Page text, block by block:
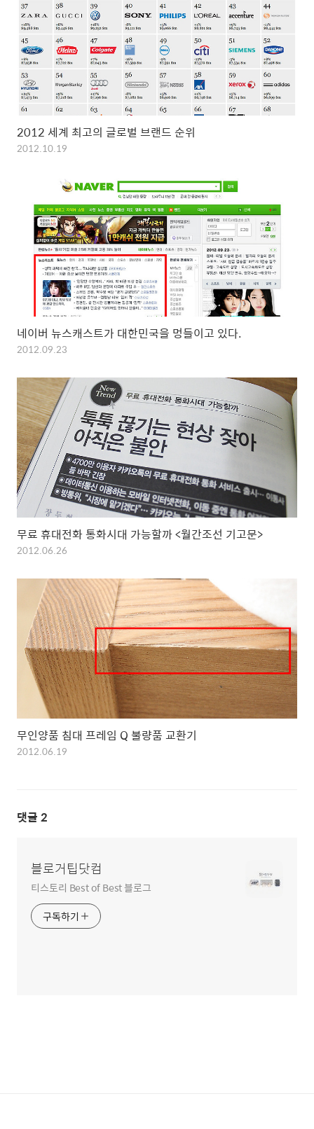
2012 세계 최고의 글로벌 브랜드 순위
2012.10.19
네이버 뉴스캐스트가 대한민국을 멍들이고 있다.
2012.09.23
무료 휴대전화 통화시대 가능할까 <월간조선 기고문>
2012.06.26
무인양품 침대 프레임 Q 불량품 교환기
2012.06.19
댓글 2
블로거팁닷컴
티스토리 Best of Best 블로그
구독하기